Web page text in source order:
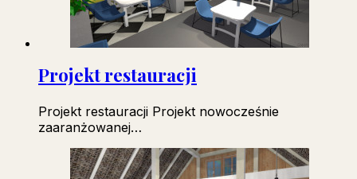
Projekt restauracji
Projekt restauracji Projekt nowocześnie
zaaranżowanej…